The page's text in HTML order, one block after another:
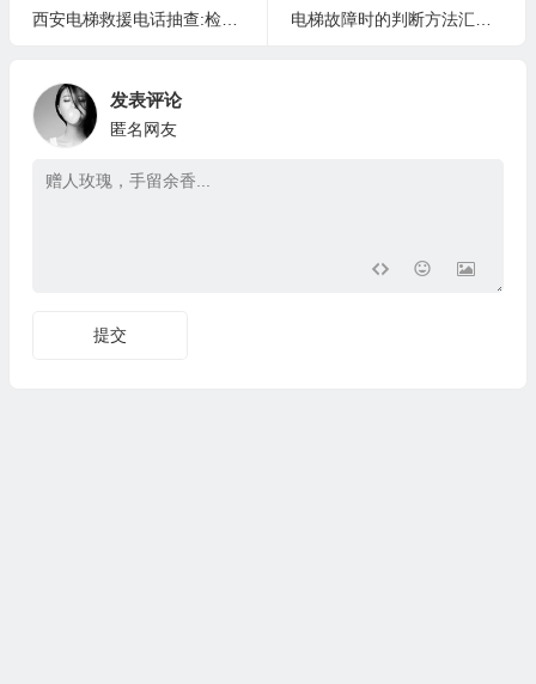
西安电梯救援电话抽查:检查结束维保人员仍未现身
电梯故障时的判断方法汇总（深度分析）
发表评论
匿名网友
提交